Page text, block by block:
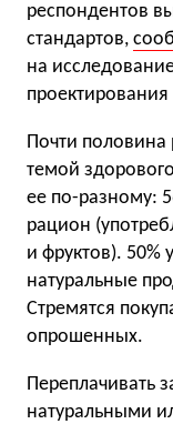
респондентов
стандартов,
на
Почти половина
темой
ее по-разному:
рацион
и фруктов). 50%
натуральные
Стремятся
опрошенных.
Переплачивать
натуральными